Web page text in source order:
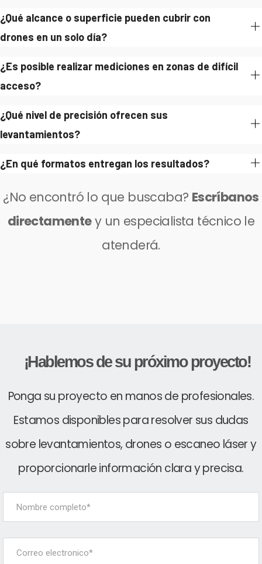
¿Qué alcance o superficie pueden cubrir con
drones en un solo día?
¿Es posible realizar mediciones en zonas de difícil
acceso?
¿Qué nivel de precisión ofrecen sus
levantamientos?
¿En qué formatos entregan los resultados?
¿No encontró lo que buscaba? Escríbanos
directamentey un especialista técnico le
atenderá.
¡Hablemos de su próximo proyecto!
Ponga su proyecto en manos de profesionales.
Estamos disponibles para resolver sus dudas
sobre levantamientos, drones o escaneo láser y
proporcionarle información clara y precisa.